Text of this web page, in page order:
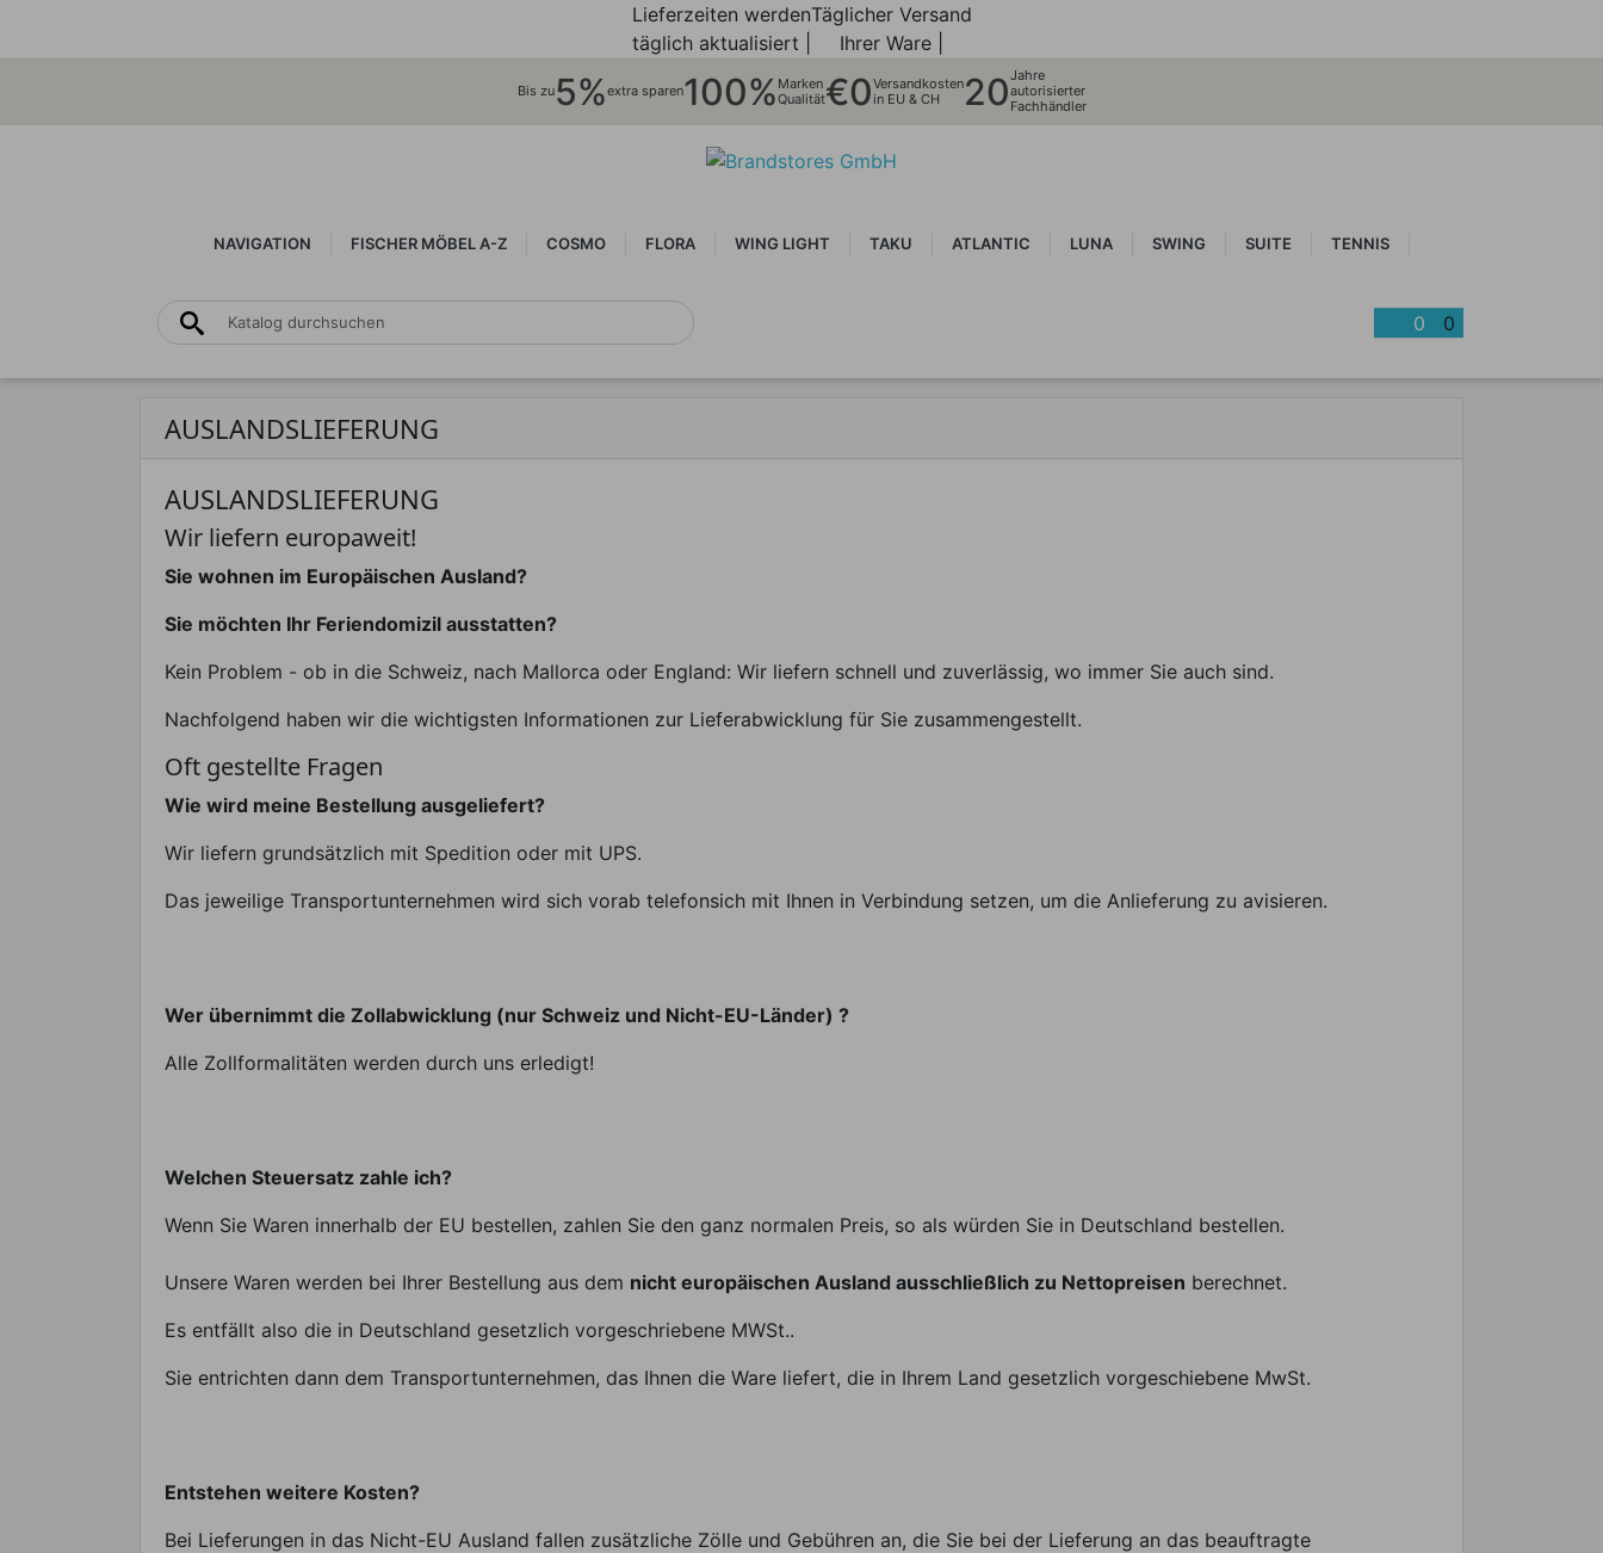
Lieferzeiten werden
täglich aktualisiert |
Täglicher Versand
Ihrer Ware |
Bis zu5%extra sparen100% Marken
Qualität€0Versandkosten
in EU & CH
20Jahre
autorisierter
Fachhändler
NAVIGATION FISCHER MÖBEL A-Z COSMO FLORA WING LIGHT TAKU ATLANTIC LUNA SWING SUITE TENNIS
0 0
AUSLANDSLIEFERUNG
AUSLANDSLIEFERUNG
Wir liefern europaweit!
Sie wohnen im Europäischen Ausland?
Sie möchten Ihr Feriendomizil ausstatten?
Kein Problem - ob in die Schweiz, nach Mallorca oder England: Wir liefern schnell und zuverlässig, wo immer Sie auch sind.
Nachfolgend haben wir die wichtigsten Informationen zur Lieferabwicklung für Sie zusammengestellt.
Oft gestellte Fragen
Wie wird meine Bestellung ausgeliefert?
Wir liefern grundsätzlich mit Spedition oder mit UPS.
Das jeweilige Transportunternehmen wird sich vorab telefonsich mit Ihnen in Verbindung setzen, um die Anlieferung zu avisieren.
Wer übernimmt die Zollabwicklung (nur Schweiz und Nicht-EU-Länder) ?
Alle Zollformalitäten werden durch uns erledigt!
Welchen Steuersatz zahle ich?
Wenn Sie Waren innerhalb der EU bestellen, zahlen Sie den ganz normalen Preis, so als würden Sie in Deutschland bestellen.
Unsere Waren werden bei Ihrer Bestellung aus dem nicht europäischen Ausland ausschließlich zu Nettopreisen berechnet.
Es entfällt also die in Deutschland gesetzlich vorgeschriebene MWSt..
Sie entrichten dann dem Transportunternehmen, das Ihnen die Ware liefert, die in Ihrem Land gesetzlich vorgeschiebene MwSt.
Entstehen weitere Kosten?
Bei Lieferungen in das Nicht-EU Ausland fallen zusätzliche Zölle und Gebühren an, die Sie bei der Lieferung an das beauftragte